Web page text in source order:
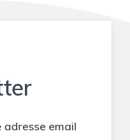
adresse email